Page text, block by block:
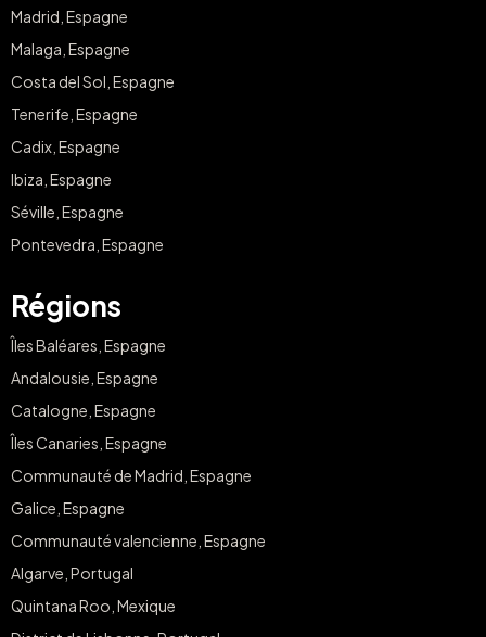
Madrid, Espagne
Malaga, Espagne
Costa del Sol, Espagne
Tenerife, Espagne
Cadix, Espagne
Ibiza, Espagne
Séville, Espagne
Pontevedra, Espagne
Régions
Îles Baléares, Espagne
Andalousie, Espagne
Catalogne, Espagne
Îles Canaries, Espagne
Communauté de Madrid, Espagne
Galice, Espagne
Communauté valencienne, Espagne
Algarve, Portugal
Quintana Roo, Mexique